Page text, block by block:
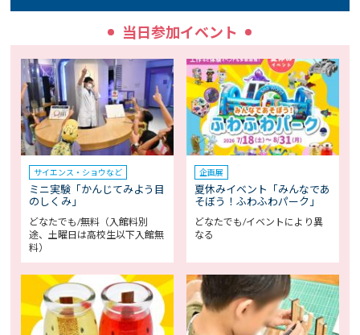
当日参加イベント
サイエンス・ショウなど
ミニ実験「かんじてみよう目
のしくみ」
どなたでも/無料（入館料別
途、土曜日は高校生以下入館無
料）
企画展
夏休みイベント「みんなであ
そぼう！ふわふわパーク」
どなたでも/イベントにより異
なる